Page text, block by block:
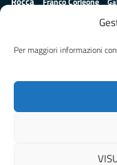
Per maggiori informazioni
Giuseppe Emanuele
Palma ministero
Regione Lazio
Sarah Grieco